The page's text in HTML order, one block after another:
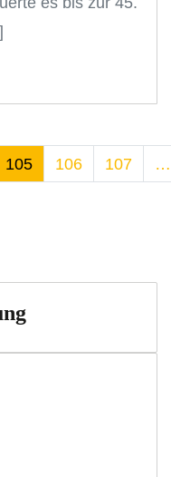
105 106 107 …